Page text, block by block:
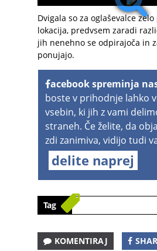
Dvigala so za oglaševalce
lokacija, predvsem zaradi
jih nenehno se odpirajoča in
ponujajo.
acebook spreminja
boste v prihodnje lahko
vsebin, ki jih z vami
straneh. Če želite, da
zdi zanimiva, vidijo tudi
delite naprej
Tag
KOMENTIRAJ